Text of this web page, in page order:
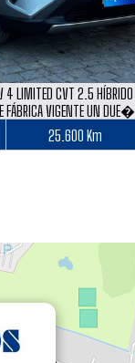
4 LIMITED CVT 2.5 HÍBRIDO
FÁBRICA VIGENTE UN DUE�
25.600 Km